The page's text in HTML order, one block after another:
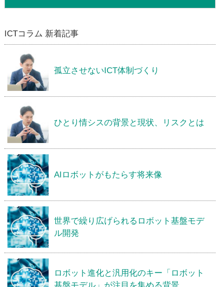
ICTコラム 新着記事
孤立させないICT体制づくり
ひとり情シスの背景と現状、リスクとは
AIロボットがもたらす将来像
世界で繰り広げられるロボット基盤モデ
ル開発
ロボット進化と汎用化のキー「ロボット